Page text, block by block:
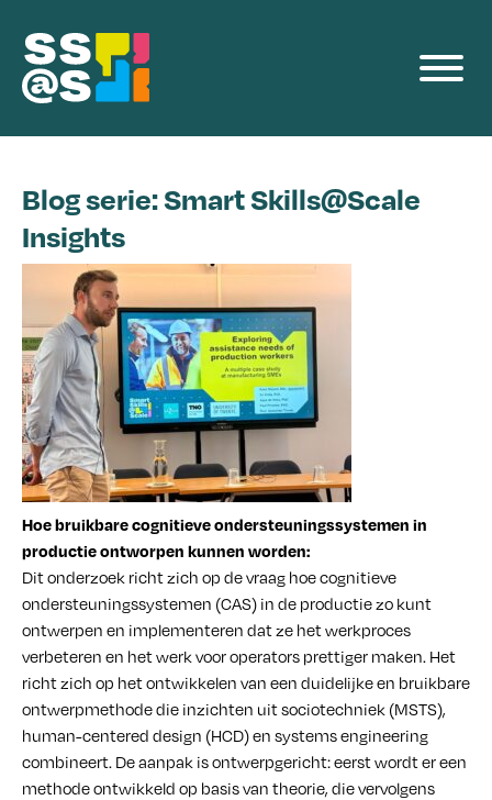
Programmalijnen
Producten
Voor Bedrijven
Events
Team
Blog
Contact
Blog serie: Smart Skills@Scale
Insights
Hoe bruikbare cognitieve ondersteuningssystemen in
productie ontworpen kunnen worden:
Dit onderzoek richt zich op de vraag hoe cognitieve
ondersteuningssystemen (CAS) in de productie zo kunt
ontwerpen en implementeren dat ze het werkproces
verbeteren en het werk voor operators prettiger maken. Het
richt zich op het ontwikkelen van een duidelijke en bruikbare
ontwerpmethode die inzichten uit sociotechniek (MSTS),
human-centered design (HCD) en systems engineering
combineert. De aanpak is ontwerpgericht: eerst wordt er een
methode ontwikkeld op basis van theorie, die vervolgens